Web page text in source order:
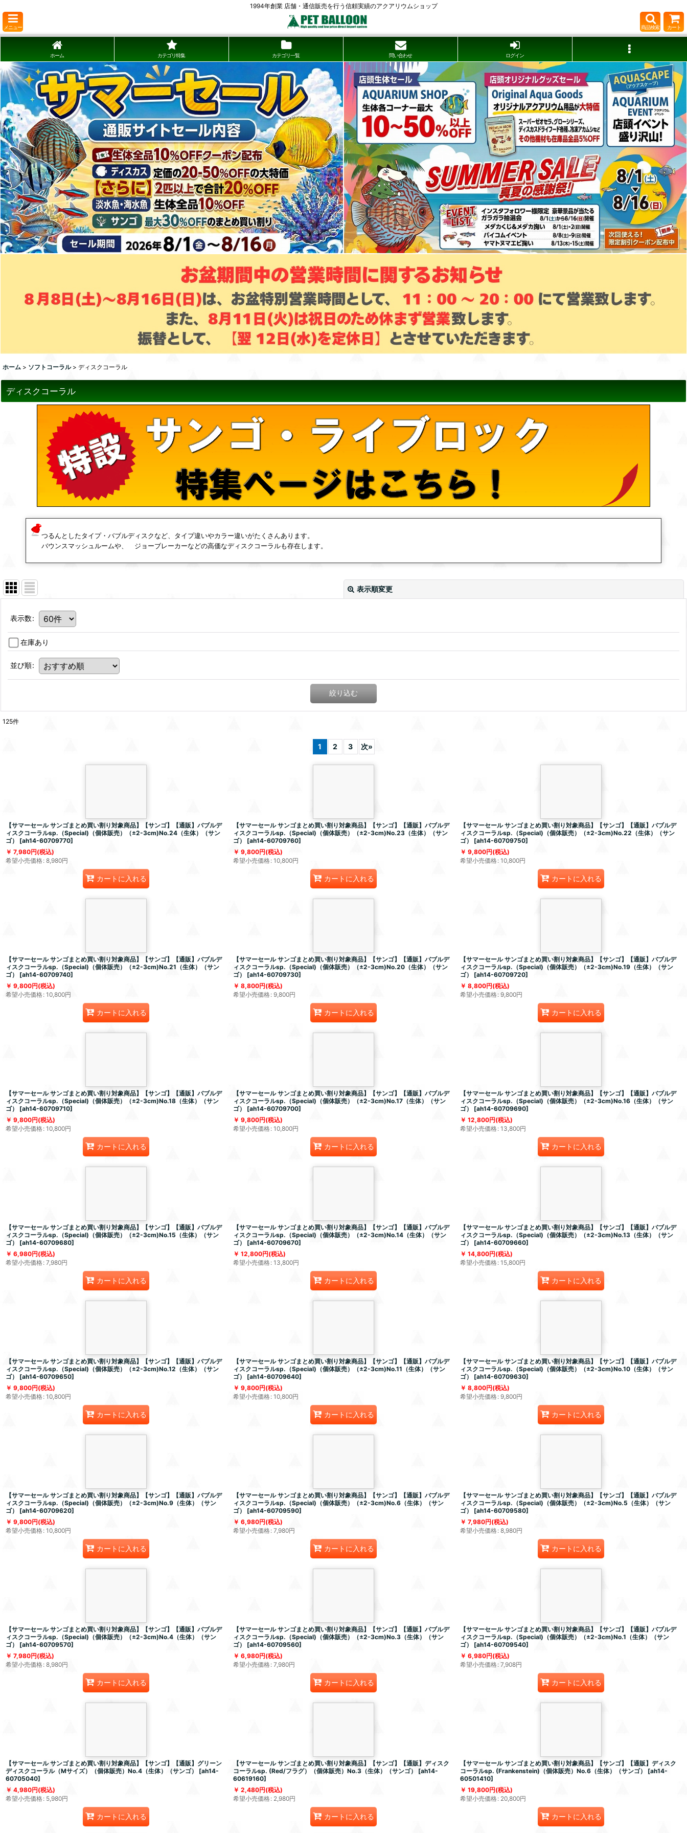
1994年創業 店舗・通信販売を行う信頼実績のアクアリウムショップ
メニュー 商品検索 カート
ホーム カテゴリ特集 カテゴリ一覧 問い合わせ ログイン
ホーム > ソフトコーラル > ディスクコーラル
ディスクコーラル
つるんとしたタイプ・バブルディスクなど、タイプ違いやカラー違いがたくさんあります。
バウンスマッシュルームや、 ジョーブレーカーなどの高価なディスクコーラルも存在します。
表示順変更
表示数:
在庫あり
並び順:
絞り込む
125件
1 2 3 次»
【サマーセール サンゴまとめ買い割り対象商品】【サンゴ】【通販】バブルデ
ィスクコーラルsp.（Special)（個体販売）（±2-3cm)No.24（生体）（サン
ゴ）
[ah14-60709770]
7,980円(税込)
希望小売価格: 8,980円
カートに入れる
【サマーセール サンゴまとめ買い割り対象商品】【サンゴ】【通販】バブルデ
ィスクコーラルsp.（Special)（個体販売）（±2-3cm)No.23（生体）（サン
ゴ）
[ah14-60709760]
9,800円(税込)
希望小売価格: 10,800円
カートに入れる
【サマーセール サンゴまとめ買い割り対象商品】【サンゴ】【通販】バブルデ
ィスクコーラルsp.（Special)（個体販売）（±2-3cm)No.22（生体）（サン
ゴ）
[ah14-60709750]
9,800円(税込)
希望小売価格: 10,800円
カートに入れる
【サマーセール サンゴまとめ買い割り対象商品】【サンゴ】【通販】バブルデ
ィスクコーラルsp.（Special)（個体販売）（±2-3cm)No.21（生体）（サン
ゴ）
[ah14-60709740]
9,800円(税込)
希望小売価格: 10,800円
カートに入れる
【サマーセール サンゴまとめ買い割り対象商品】【サンゴ】【通販】バブルデ
ィスクコーラルsp.（Special)（個体販売）（±2-3cm)No.20（生体）（サン
ゴ）
[ah14-60709730]
8,800円(税込)
希望小売価格: 9,800円
カートに入れる
【サマーセール サンゴまとめ買い割り対象商品】【サンゴ】【通販】バブルデ
ィスクコーラルsp.（Special)（個体販売）（±2-3cm)No.19（生体）（サン
ゴ）
[ah14-60709720]
8,800円(税込)
希望小売価格: 9,800円
カートに入れる
【サマーセール サンゴまとめ買い割り対象商品】【サンゴ】【通販】バブルデ
ィスクコーラルsp.（Special)（個体販売）（±2-3cm)No.18（生体）（サン
ゴ）
[ah14-60709710]
9,800円(税込)
希望小売価格: 10,800円
カートに入れる
【サマーセール サンゴまとめ買い割り対象商品】【サンゴ】【通販】バブルデ
ィスクコーラルsp.（Special)（個体販売）（±2-3cm)No.17（生体）（サン
ゴ）
[ah14-60709700]
9,800円(税込)
希望小売価格: 10,800円
カートに入れる
【サマーセール サンゴまとめ買い割り対象商品】【サンゴ】【通販】バブルデ
ィスクコーラルsp.（Special)（個体販売）（±2-3cm)No.16（生体）（サン
ゴ）
[ah14-60709690]
12,800円(税込)
希望小売価格: 13,800円
カートに入れる
【サマーセール サンゴまとめ買い割り対象商品】【サンゴ】【通販】バブルデ
ィスクコーラルsp.（Special)（個体販売）（±2-3cm)No.15（生体）（サン
ゴ）
[ah14-60709680]
6,980円(税込)
希望小売価格: 7,980円
カートに入れる
【サマーセール サンゴまとめ買い割り対象商品】【サンゴ】【通販】バブルデ
ィスクコーラルsp.（Special)（個体販売）（±2-3cm)No.14（生体）（サン
ゴ）
[ah14-60709670]
12,800円(税込)
希望小売価格: 13,800円
カートに入れる
【サマーセール サンゴまとめ買い割り対象商品】【サンゴ】【通販】バブルデ
ィスクコーラルsp.（Special)（個体販売）（±2-3cm)No.13（生体）（サン
ゴ）
[ah14-60709660]
14,800円(税込)
希望小売価格: 15,800円
カートに入れる
【サマーセール サンゴまとめ買い割り対象商品】【サンゴ】【通販】バブルデ
ィスクコーラルsp.（Special)（個体販売）（±2-3cm)No.12（生体）（サン
ゴ）
[ah14-60709650]
9,800円(税込)
希望小売価格: 10,800円
カートに入れる
【サマーセール サンゴまとめ買い割り対象商品】【サンゴ】【通販】バブルデ
ィスクコーラルsp.（Special)（個体販売）（±2-3cm)No.11（生体）（サン
ゴ）
[ah14-60709640]
9,800円(税込)
希望小売価格: 10,800円
カートに入れる
【サマーセール サンゴまとめ買い割り対象商品】【サンゴ】【通販】バブルデ
ィスクコーラルsp.（Special)（個体販売）（±2-3cm)No.10（生体）（サン
ゴ）
[ah14-60709630]
8,800円(税込)
希望小売価格: 9,800円
カートに入れる
【サマーセール サンゴまとめ買い割り対象商品】【サンゴ】【通販】バブルデ
ィスクコーラルsp.（Special)（個体販売）（±2-3cm)No.9（生体）（サン
ゴ）
[ah14-60709620]
9,800円(税込)
希望小売価格: 10,800円
カートに入れる
【サマーセール サンゴまとめ買い割り対象商品】【サンゴ】【通販】バブルデ
ィスクコーラルsp.（Special)（個体販売）（±2-3cm)No.6（生体）（サン
ゴ）
[ah14-60709590]
6,980円(税込)
希望小売価格: 7,980円
カートに入れる
【サマーセール サンゴまとめ買い割り対象商品】【サンゴ】【通販】バブルデ
ィスクコーラルsp.（Special)（個体販売）（±2-3cm)No.5（生体）（サン
ゴ）
[ah14-60709580]
7,980円(税込)
希望小売価格: 8,980円
カートに入れる
【サマーセール サンゴまとめ買い割り対象商品】【サンゴ】【通販】バブルデ
ィスクコーラルsp.（Special)（個体販売）（±2-3cm)No.4（生体）（サン
ゴ）
[ah14-60709570]
7,980円(税込)
希望小売価格: 8,980円
カートに入れる
【サマーセール サンゴまとめ買い割り対象商品】【サンゴ】【通販】バブルデ
ィスクコーラルsp.（Special)（個体販売）（±2-3cm)No.3（生体）（サン
ゴ）
[ah14-60709560]
6,980円(税込)
希望小売価格: 7,980円
カートに入れる
【サマーセール サンゴまとめ買い割り対象商品】【サンゴ】【通販】バブルデ
ィスクコーラルsp.（Special)（個体販売）（±2-3cm)No.1（生体）（サン
ゴ）
[ah14-60709540]
6,980円(税込)
希望小売価格: 7,908円
カートに入れる
【サマーセール サンゴまとめ買い割り対象商品】【サンゴ】【通販】グリーン
ディスクコーラル（Mサイズ）（個体販売）No.4（生体）（サンゴ）
[ah14-
60705040]
4,980円(税込)
希望小売価格: 5,980円
カートに入れる
【サマーセール サンゴまとめ買い割り対象商品】【サンゴ】【通販】ディスク
コーラルsp. (Red/フラグ）（個体販売）No.3（生体）（サンゴ）
[ah14-
60619160]
2,480円(税込)
希望小売価格: 2,980円
カートに入れる
【サマーセール サンゴまとめ買い割り対象商品】【サンゴ】【通販】ディスク
コーラルsp. (Frankenstein)（個体販売）No.6（生体）（サンゴ）
[ah14-
60501410]
19,800円(税込)
希望小売価格: 20,800円
カートに入れる